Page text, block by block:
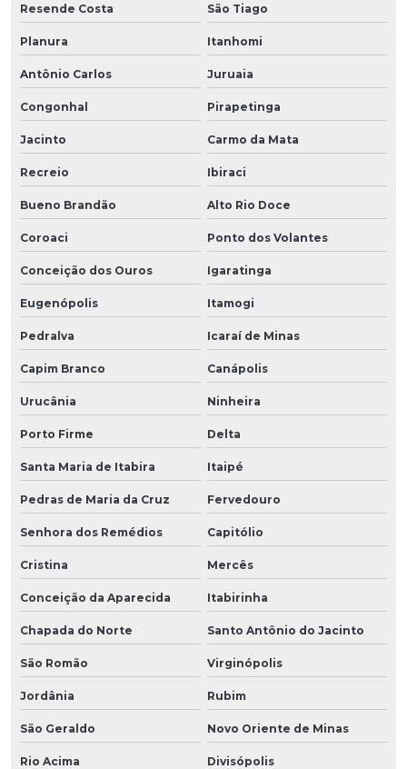
Resende Costa São Tiago
Planura Itanhomi
Antônio Carlos Juruaia
Congonhal Pirapetinga
Jacinto Carmo da Mata
Recreio Ibiraci
Bueno Brandão Alto Rio Doce
Coroaci Ponto dos Volantes
Conceição dos Ouros Igaratinga
Eugenópolis Itamogi
Pedralva Icaraí de Minas
Capim Branco Canápolis
Urucânia Ninheira
Porto Firme Delta
Santa Maria de Itabira Itaipé
Pedras de Maria da Cruz Fervedouro
Senhora dos Remédios Capitólio
Cristina Mercês
Conceição da Aparecida Itabirinha
Chapada do Norte Santo Antônio do Jacinto
São Romão Virginópolis
Jordânia Rubim
São Geraldo Novo Oriente de Minas
Rio Acima Divisópolis